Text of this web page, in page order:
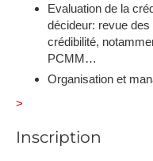
Evaluation de la
décideur: revue des
crédibilité,
PCMM…
Organisation et
>
Inscription